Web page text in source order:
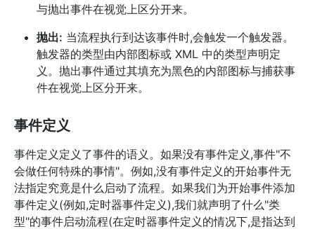
与抛出事件在视觉上区分开来。
抛出: 当流程执行到达该事件时,会触发一个触发器。
触发器的类型由内部图标或 XML 中的类型声明定
义。抛出事件通过其填充为黑色的内部图标与捕获事
件在视觉上区分开来。
事件定义
事件定义定义了事件的语义。如果没有事件定义,事件"不
会做任何特殊的事情"。例如,没有事件定义的开始事件无
法指定究竟是什么启动了流程。如果我们为开始事件添加
事件定义(例如,定时器事件定义),我们就声明了什么"类
型"的事件启动流程(在定时器事件定义的情况下,是指达到